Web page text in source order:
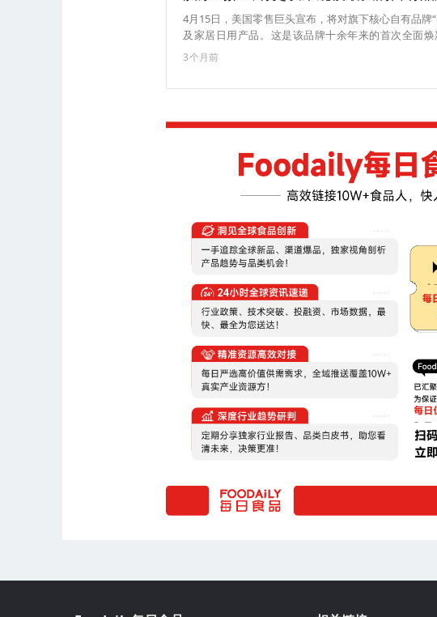
4月15日，美国零售巨头宣布，将对旗下核心自有品
及家居日用产品。这是该品牌十余年来的首次全面
动。 Great Value自1993年创立以来，长期是美国家庭的日常之选。如今，该品牌产品已进入全美约九成家
3个月前